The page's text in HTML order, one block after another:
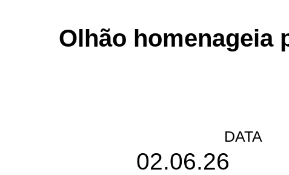
Olhão homenageia
DATA
02.06.26